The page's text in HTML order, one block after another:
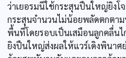
ว่าเยอรมนีใช้กระสุนปืนใหญ่ยิง
กระสุนจำนวนไม่น้อยพลัดตกตา
พื้นที่โดยรอบเป็นเสมือนลูกคลื่น
ยิงปืนใหญ่ส่งผลให้แวร์เดิงพินาศ